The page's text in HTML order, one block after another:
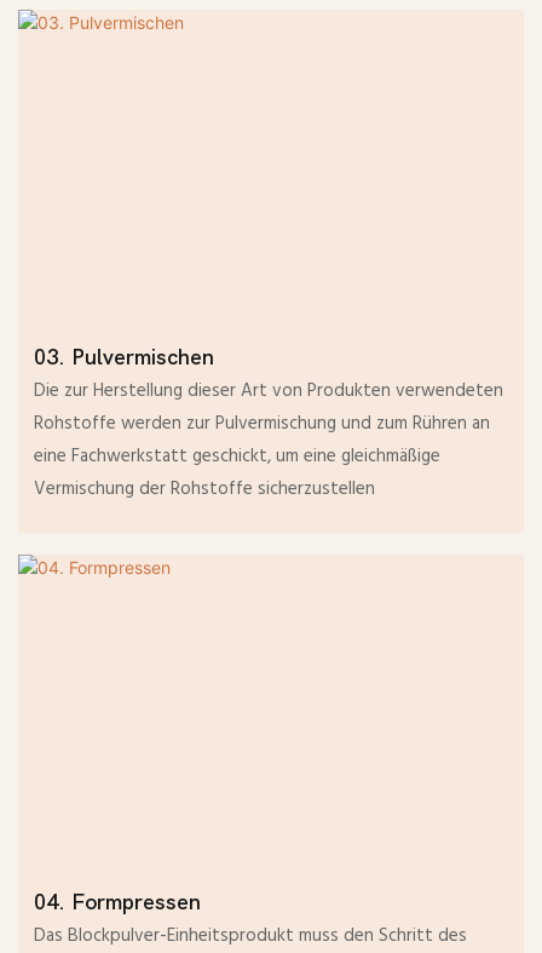
03. Pulvermischen
Die zur Herstellung dieser Art von Produkten verwendeten
Rohstoffe werden zur Pulvermischung und zum Rühren an
eine Fachwerkstatt geschickt, um eine gleichmäßige
Vermischung der Rohstoffe sicherzustellen
04. Formpressen
Das Blockpulver-Einheitsprodukt muss den Schritt des